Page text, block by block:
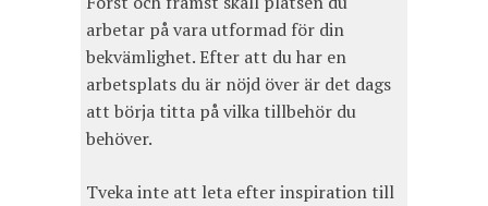
arbetar på vara utformad för din
bekvämlighet. Efter att du har en
arbetsplats du är nöjd över är det dags
att börja titta på vilka tillbehör du
behöver.
Tveka inte att leta efter inspiration till